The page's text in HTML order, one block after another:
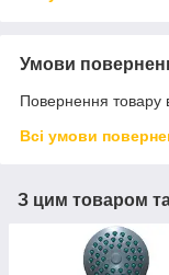
Умови
Повернення товару
Всі умови
З цим товаром